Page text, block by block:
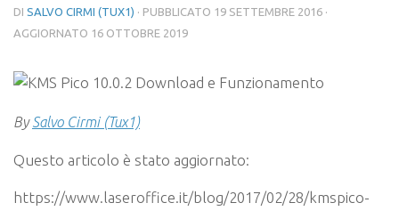
DI SALVO CIRMI (TUX1) · PUBBLICATO 19 SETTEMBRE 2016 ·
AGGIORNATO 16 OTTOBRE 2019
BySalvo Cirmi (Tux1)
Questo articolo è stato aggiornato:
https://www.laseroffice.it/blog/2017/02/28/kmspico-